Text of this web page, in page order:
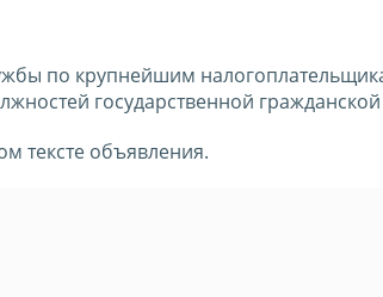
по крупнейшим
государственной
тексте объявления.